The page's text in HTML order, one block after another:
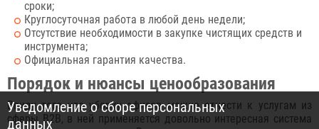
сроки;
Круглосуточная работа в любой день недели;
Отсутствие необходимости в закупке чистящих средств и
инструмента;
Официальная гарантия качества.
Порядок и нюансы ценообразования
Ввиду того что уборку офисов можно отнести к услугам из
сферы B2B, в ней применяется довольно интересная система
Уведомление о сборе персональных
данных